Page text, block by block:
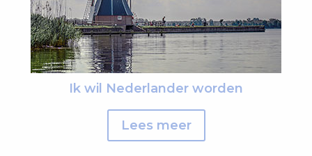
Ik wil Nederlander worden
Lees meer